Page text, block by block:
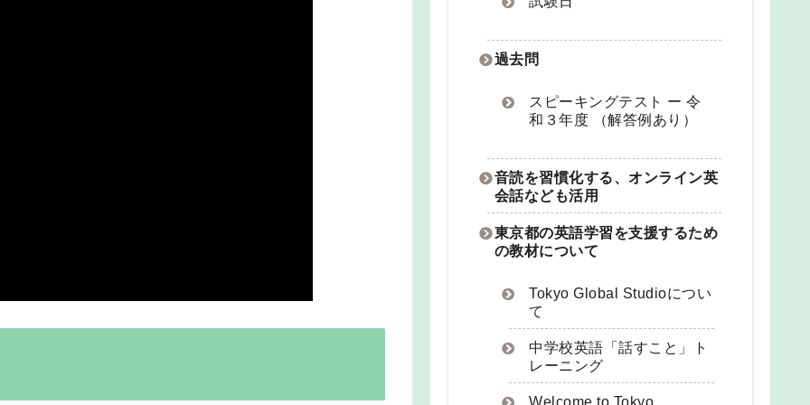
過去問
スピーキングテスト ー 令
和３年度 （解答例あり）
音読を習慣化する、オンライン英
会話なども活用
東京都の英語学習を支援するため
の教材について
Tokyo Global Studioについ
て
中学校英語「話すこと」ト
レーニング